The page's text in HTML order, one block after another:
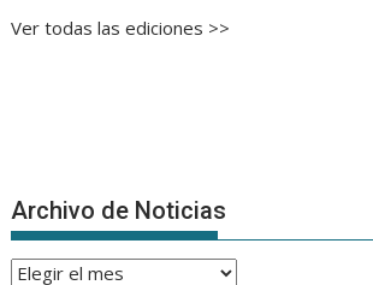
Ver todas las ediciones >>
Archivo de Noticias
Archivo